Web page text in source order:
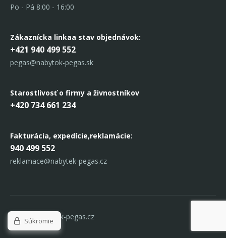
Po - Pá 8:00 - 16:00
Zákaznícka linkaa stav objednávok:
+421 940 499 552
pegas@nabytok-pegas.sk
Starostlivosť o firmy a živnostníkov
+420 734 661 234
Fakturácia, expedície,reklamácie:
940 499 552
reklamace@nabytek-pegas.cz
© 2017 Nabytek-pegas.cz
Súkromie